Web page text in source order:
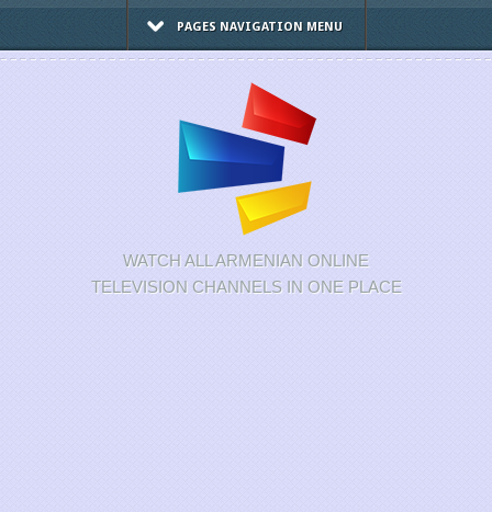
PAGES NAVIGATION MENU
WATCH ALL ARMENIAN ONLINE
TELEVISION CHANNELS IN ONE PLACE